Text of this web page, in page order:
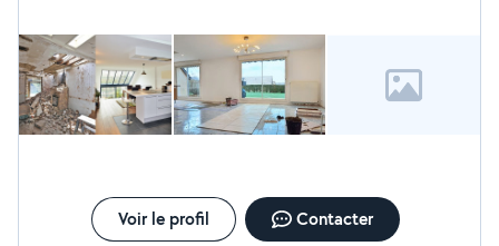
Voir le profil Contacter